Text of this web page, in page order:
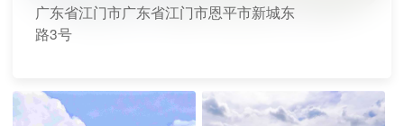
广东省江门市广东省江门市恩平市新城东
路3号